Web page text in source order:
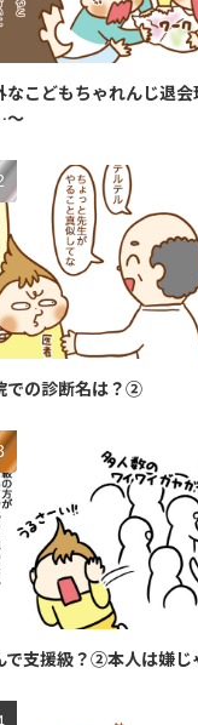
なこどもちゃれんじ退
〜
での診断名は？②
で支援級？②本人は嫌じ